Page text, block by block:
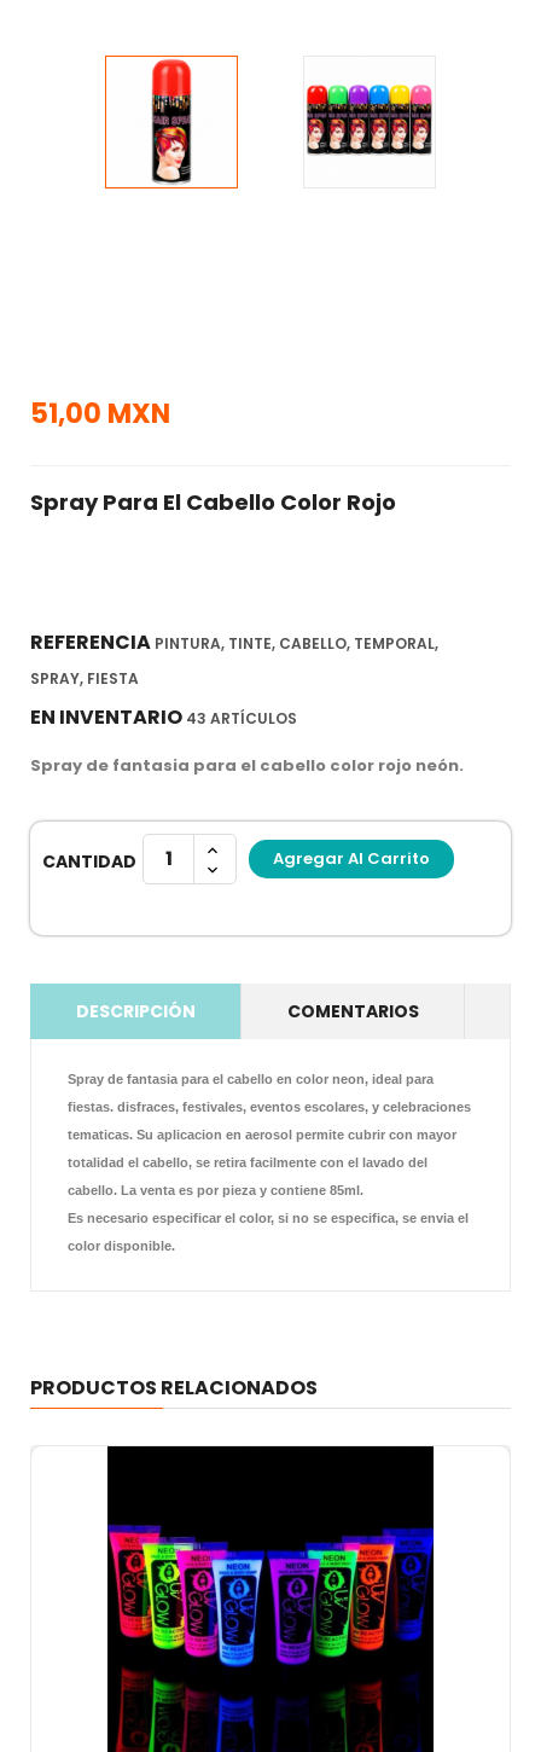
51,00 MXN
Spray Para El Cabello Color Rojo
REFERENCIA PINTURA, TINTE, CABELLO, TEMPORAL,
SPRAY, FIESTA
EN INVENTARIO 43 ARTÍCULOS
Spray de fantasia para el cabello color rojo neón.
CANTIDAD Agregar Al Carrito
DESCRIPCIÓN COMENTARIOS
Spray de fantasia para el cabello en color neon, ideal para
fiestas. disfraces, festivales, eventos escolares, y celebraciones
tematicas. Su aplicacion en aerosol permite cubrir con mayor
totalidad el cabello, se retira facilmente con el lavado del
cabello. La venta es por pieza y contiene 85ml.
Es necesario especificar el color, si no se especifica, se envia el
color disponible.
PRODUCTOS RELACIONADOS